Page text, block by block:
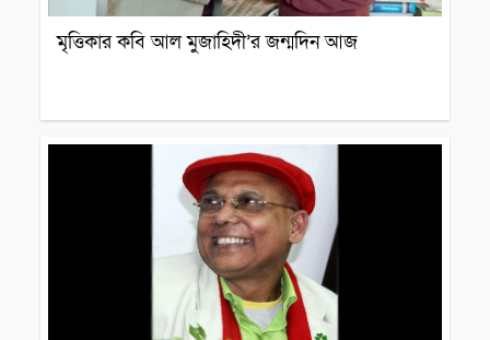
মৃত্তিকার কবি আল মুজাহিদী’র জন্মদিন আজ
ব্যক্তিত্ব